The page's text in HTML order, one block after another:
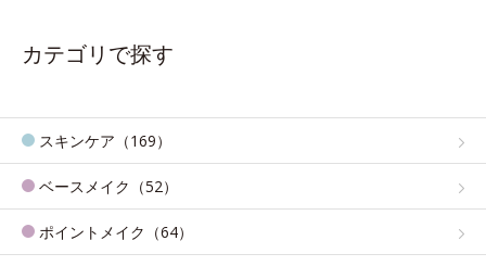
カテゴリで探す
スキンケア（169）
ベースメイク（52）
ポイントメイク（64）